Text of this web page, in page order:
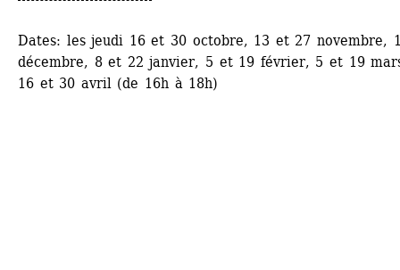
Dates: les jeudi 16 et 30 octobre, 13 et 27 novembre,
décembre, 8 et 22 janvier, 5 et 19 février, 5 et 19
16 et 30 avril (de 16h à 18h)